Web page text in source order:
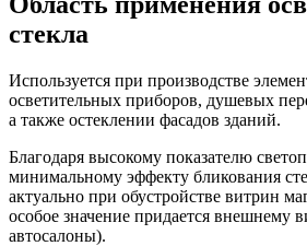
стекла
Используется при производстве
осветительных приборов, душевых
а также остеклении фасадов зданий.
Благодаря высокому показателю
минимальному эффекту бликования
актуально при обустройстве витрин
особое значение придается внешнему
автосалоны).